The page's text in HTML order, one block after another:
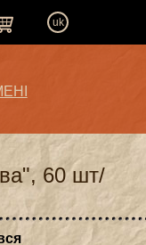
uk
60 шт/